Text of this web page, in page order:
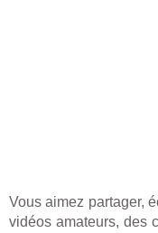
Vous aimez partager,
vidéos amateurs, des